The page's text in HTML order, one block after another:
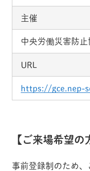
主催
中央労働災害防止
URL
https://gce.nep-
【ご来場希望の
事前登録制のため、